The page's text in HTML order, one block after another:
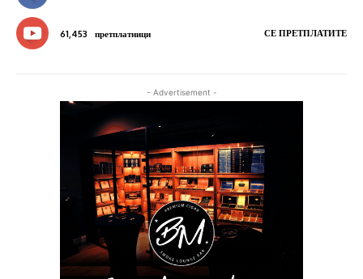
61,453 претплатници СЕ ПРЕТПЛАТИТЕ
- Advertisement -